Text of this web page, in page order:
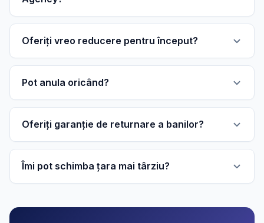
Oferiți vreo reducere pentru început?
Pot anula oricând?
Oferiți garanție de returnare a banilor?
Îmi pot schimba țara mai târziu?